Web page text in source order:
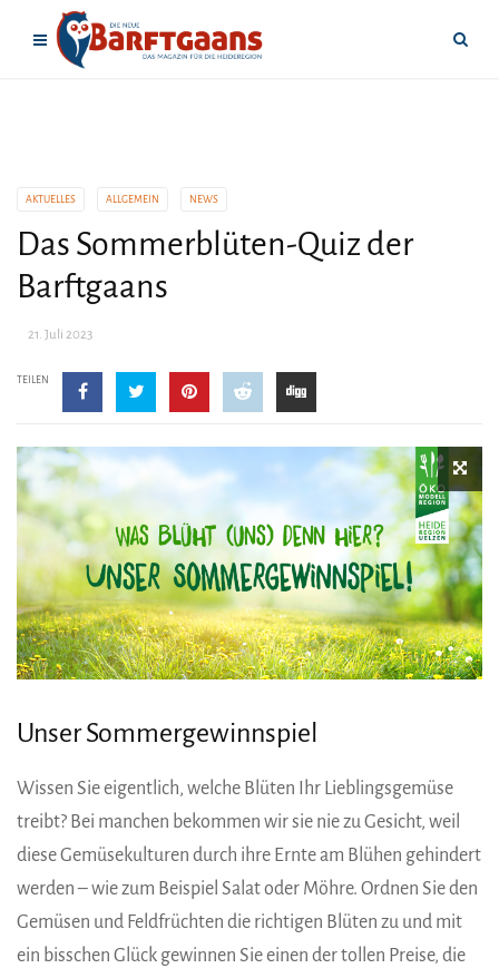
AKTUELLES ALLGEMEIN NEWS
Das Sommerblüten-Quiz der
Barftgaans
21. Juli 2023
TEILEN
Unser Sommergewinnspiel
Wissen Sie eigentlich, welche Blüten Ihr Lieblingsgemüse
treibt? Bei manchen bekommen wir sie nie zu Gesicht, weil
diese Gemüsekulturen durch ihre Ernte am Blühen gehindert
werden – wie zum Beispiel Salat oder Möhre. Ordnen Sie den
Gemüsen und Feldfrüchten die richtigen Blüten zu und mit
ein bisschen Glück gewinnen Sie einen der tollen Preise, die